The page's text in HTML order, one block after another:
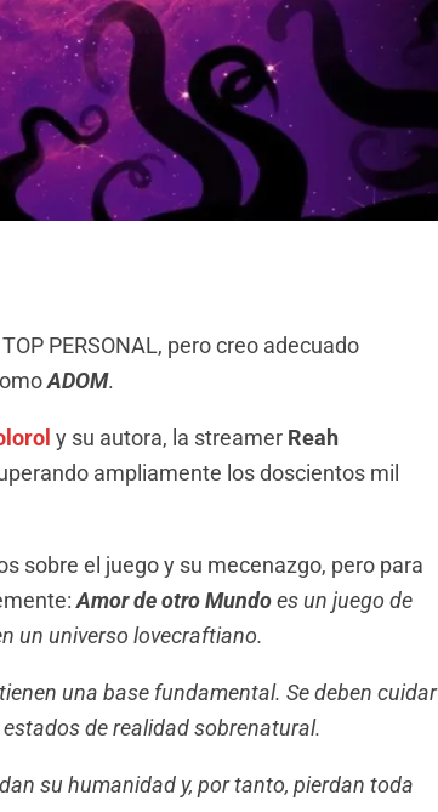
PERSONAL, pero creo adecuado
ADOM.
y su autora, la streamer Reah
ampliamente los doscientos mil
sobre el juego y su mecenazgo, pero para
Amor de otro Mundoes un juego de
un universo lovecraftiano.
una base fundamental. Se deben cuidar
de realidad sobrenatural.
su humanidad y, por tanto, pierdan toda